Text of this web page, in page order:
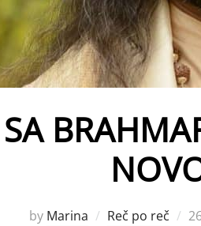
SA
by Marina Reč po reč